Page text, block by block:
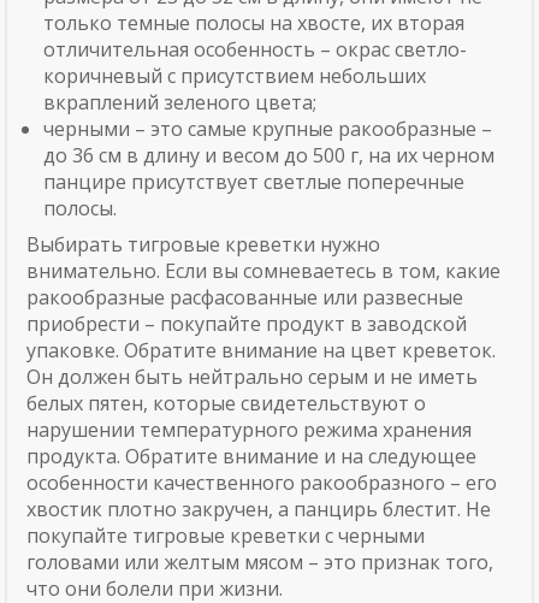
только темные полосы на хвосте, их вторая
отличительная особенность – окрас светло-
коричневый с присутствием небольших
вкраплений зеленого цвета;
черными – это самые крупные ракообразные –
до 36 см в длину и весом до 500 г, на их черном
панцире присутствует светлые поперечные
полосы.
Выбирать тигровые креветки нужно
внимательно. Если вы сомневаетесь в том, какие
ракообразные расфасованные или развесные
приобрести – покупайте продукт в заводской
упаковке. Обратите внимание на цвет креветок.
Он должен быть нейтрально серым и не иметь
белых пятен, которые свидетельствуют о
нарушении температурного режима хранения
продукта. Обратите внимание и на следующее
особенности качественного ракообразного – его
хвостик плотно закручен, а панцирь блестит. Не
покупайте тигровые креветки с черными
головами или желтым мясом – это признак того,
что они болели при жизни.